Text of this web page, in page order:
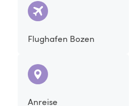
Flughafen Bozen
Anreise